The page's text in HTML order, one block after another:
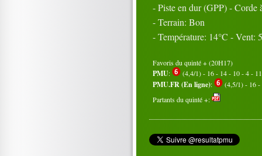
- Piste en dur (GPP) - Corde
- Terrain: Bon
- Température: 14°C - Vent:
Favoris du quinté + (20H17)
PMU: (4,4/1) - 16 - 14 - 10 - 4 -
PMU.FR (En ligne):
(4,5/1) - 16
Partants du quinté +: